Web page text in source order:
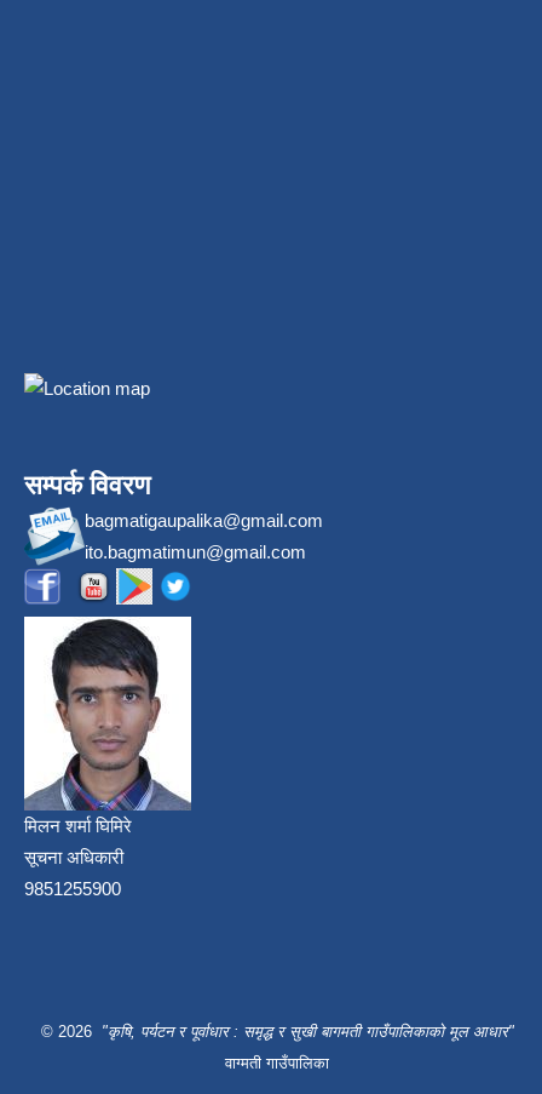
सम्पर्क विवरण
bagmatigaupalika@gmail.com
ito.bagmatimun@gmail.com
मिलन शर्मा घिमिरे
सूचना अधिकारी
9851255900
© 2026 "कृषि, पर्यटन र पूर्वाधार : समृद्ध र सुखी बागमती गाउँपालिकाको मूल आधार"
वाग्मती गाउँपालिका